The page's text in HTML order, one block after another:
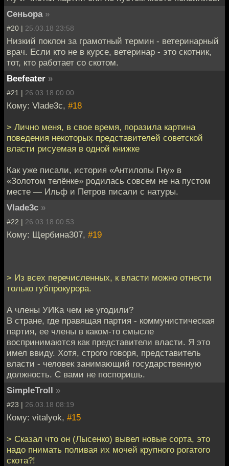
Сеньора »
#20 | 25.03.18 23:58
Низкий поклон за грамотный термин - ветеринарный
врач. Если кто не в курсе, ветеринар - это скотник,
тот, кто работает со скотом.
Beefeater »
#21 | 26.03.18 00:00
Кому: Vlade3c, #18
> Лично меня, в свое время, поразила картина
поведения некоторых представителей советской
власти рисуемая в одной книжке
Как уже писали, история «Антилопы Гну» в
«Золотом телёнке» родилась совсем не на пустом
месте — Ильф и Петров писали с натуры.
Vlade3c »
#22 | 26.03.18 00:53
Кому: Щербина307, #19
> Из всех перечисленных, к власти можно отнести
только губпрокурора.
А члены УИКа чем не угодили?
В стране, где правящая партия - коммунистическая
партия, ее члены в каком-то смысле
воспринимаются как представители власти. Я это
имел ввиду. Хотя, строго говоря, представитель
власти - человек занимающий государственную
должность. С вами не поспоришь.
SimpleTroll »
#23 | 26.03.18 08:19
Кому: vitalyok, #15
> Сказал что он (Лысенко) вывел новые сорта, это
надо пнимать поливая их мочей крупного рогатого
скота?!